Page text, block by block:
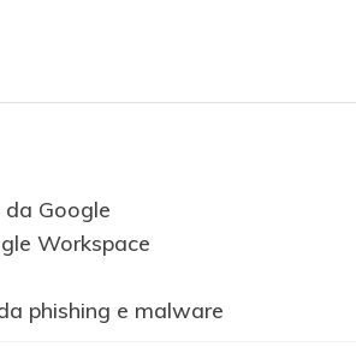
Google
Workspace
phishing e malware